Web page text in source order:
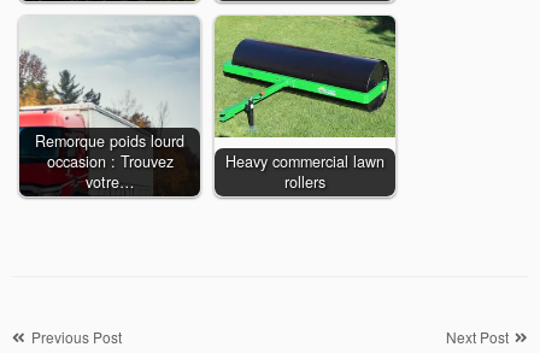
Remorque poids lourd
occasion : Trouvez
votre…
Heavy commercial lawn
rollers
Navigation
Previous Post Next Post